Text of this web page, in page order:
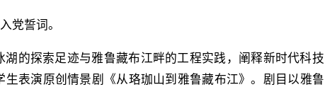
党誓词。
的探索足迹与雅鲁藏布江畔的工程实践，阐释新时代科技
生表演原创情景剧《从珞珈山到雅鲁藏布江》。剧目以雅鲁